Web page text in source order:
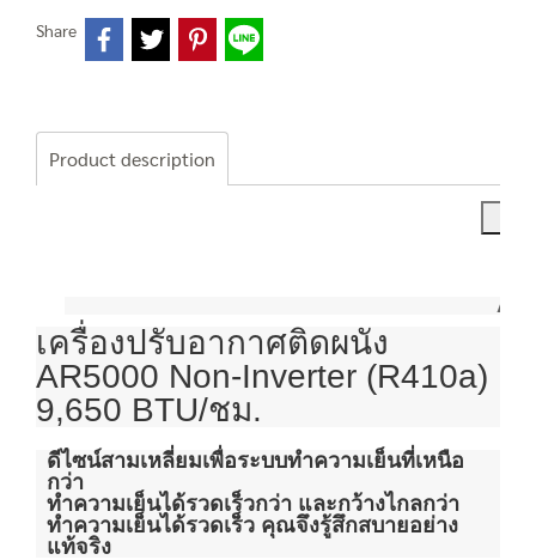
Share
Product description
เครื่องปรับอากาศติดผนัง
AR5000 Non-Inverter (R410a)
9,650 BTU/ชม.
ดีไซน์สามเหลี่ยมเพื่อระบบทำความเย็นที่เหนือ
กว่า
ทำความเย็นได้รวดเร็วกว่า และกว้างไกลกว่า
ทำความเย็นได้รวดเร็ว คุณจึงรู้สึกสบายอย่าง
แท้จริง